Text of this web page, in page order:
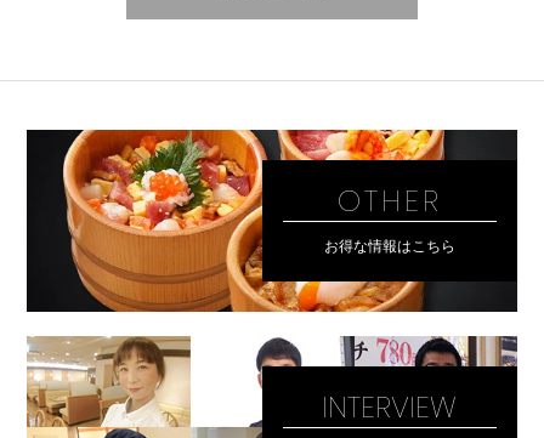
OTHER
お得な情報はこちら
INTERVIEW